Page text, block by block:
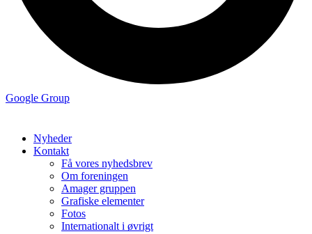
Google Group
Nyheder
Kontakt
Få vores nyhedsbrev
Om foreningen
Amager gruppen
Grafiske elementer
Fotos
Internationalt i øvrigt